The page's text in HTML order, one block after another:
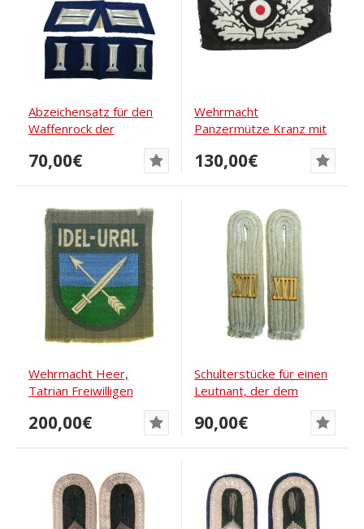
Abzeichensatz für den
Waffenrock der
70,00€
Wehrmacht
Panzermütze Kranz mit
130,00€
Wehrmacht Heer,
Tatrian Freiwilligen
200,00€
Schulterstücke für einen
Leutnant, der dem
90,00€